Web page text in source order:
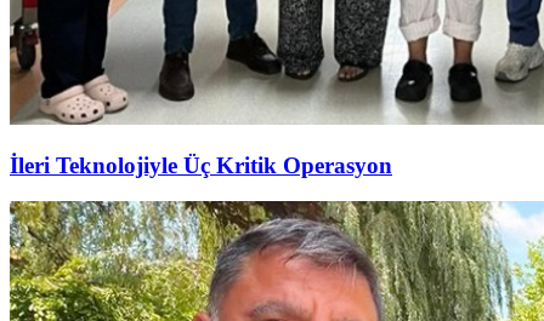
İleri Teknolojiyle Üç Kritik Operasyon